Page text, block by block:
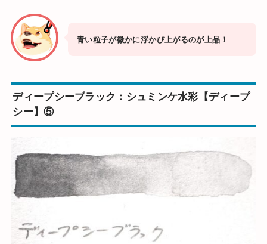
青い粒子が微かに浮かび上がるのが上品！
ディープシーブラック：シュミンケ水彩【ディープ
シー】⑤